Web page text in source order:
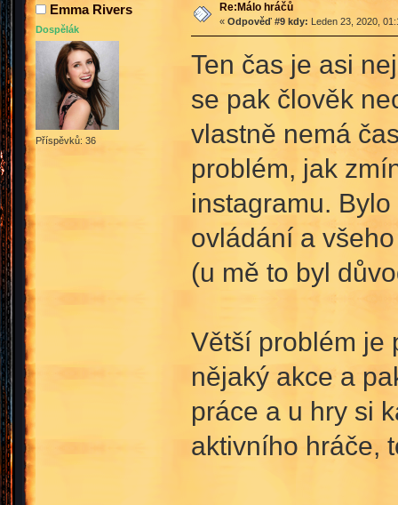
Emma Rivers
Dospělák
Příspěvků: 36
Re:Málo hráčů
« Odpověď #9 kdy: Leden 23, 2020,
Ten čas je asi
se pak člověk
vlastně nemá
problém, jak
instagramu.
ovládání a
(u mě to byl
Větší problém je
nějaký akce a
práce a u hry si
aktivního hráče,